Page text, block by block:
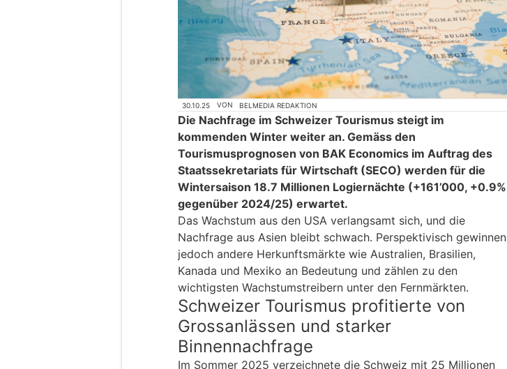
30.10.25 VON BELMEDIA REDAKTION
Die Nachfrage im Schweizer Tourismus steigt im
kommenden Winter weiter an. Gemäss den
Tourismusprognosen von BAK Economics im Auftrag des
Staatssekretariats für Wirtschaft (SECO) werden für die
Wintersaison 18.7 Millionen Logiernächte (+161’000, +0.9%
gegenüber 2024/25) erwartet.
Das Wachstum aus den USA verlangsamt sich, und die
Nachfrage aus Asien bleibt schwach. Perspektivisch gewinnen
jedoch andere Herkunftsmärkte wie Australien, Brasilien,
Kanada und Mexiko an Bedeutung und zählen zu den
wichtigsten Wachstumstreibern unter den Fernmärkten.
Schweizer Tourismus profitierte von
Grossanlässen und starker
Binnennachfrage
Im Sommer 2025 verzeichnete die Schweiz mit 25 Millionen